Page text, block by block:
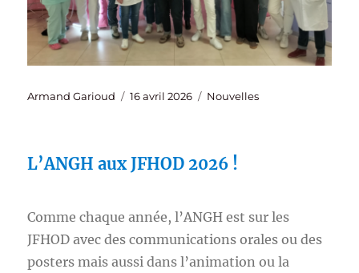
Auteur
Armand Garioud
Publié
16 avril 2026 Catégories
Nouvelles
L’ANGH aux JFHOD 2026 !
Comme chaque année, l’ANGH est sur les
JFHOD avec des communications orales ou des
posters mais aussi dans l’animation ou la